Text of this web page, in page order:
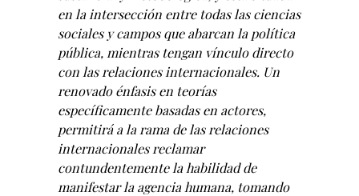
en la intersección entre todas las ciencias
sociales y campos que abarcan la política
pública, mientras tengan vínculo directo
con las relaciones internacionales. Un
renovado énfasis en teorías
específicamente basadas en actores,
permitirá a la rama de las relaciones
internacionales reclamar
contundentemente la habilidad de
manifestar la agencia humana, tomando